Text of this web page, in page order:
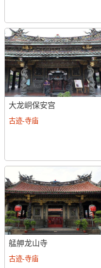
大龙峒保安宫
古迹-寺庙
艋舺龙山寺
古迹-寺庙